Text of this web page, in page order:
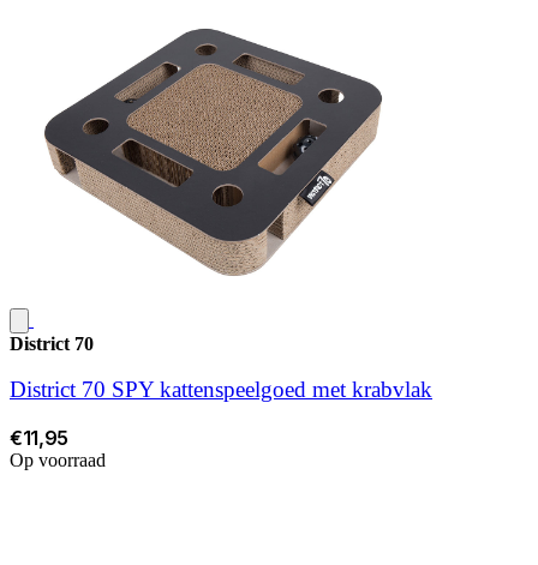
District 70
District 70 SPY kattenspeelgoed met krabvlak
€11,95
Op voorraad